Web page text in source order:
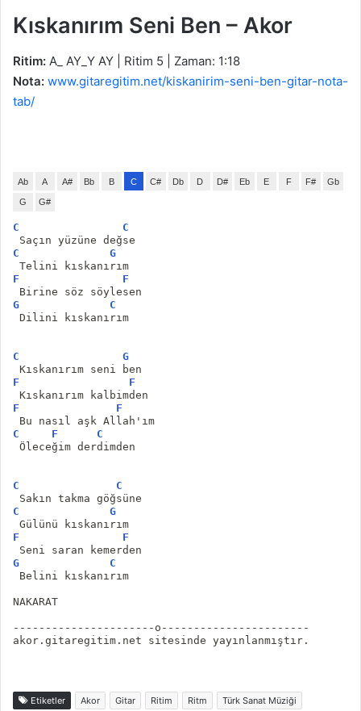
Kıskanırım Seni Ben – Akor
Ritim: A_ AY_Y AY | Ritim 5 | Zaman: 1:18
Nota: www.gitaregitim.net/kiskanirim-seni-ben-gitar-nota-
tab/
Ab A A# Bb B C C# Db D D# Eb E F F# Gb
G G#
C
C
Saçın yüzüne değse
C
G
Telini kıskanırım
F
F
Birine söz söylesen
G
C
Dilini kıskanırım
C
G
Kıskanırım seni ben
F
F
Kıskanırım kalbimden
F
F
Bu nasıl aşk Allah'ım
C
F
C
Öleceğim derdimden
C
C
Sakın takma göğsüne
C
G
Gülünü kıskanırım
F
F
Seni saran kemerden
G
C
Belini kıskanırım
NAKARAT
----------------------o-----------------------
akor.gitaregitim.net sitesinde yayınlanmıştır.
Etiketler Akor Gitar Ritim Ritm Türk Sanat Müziği